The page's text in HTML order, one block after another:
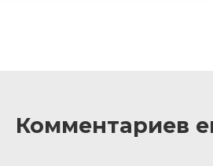
Комментариев